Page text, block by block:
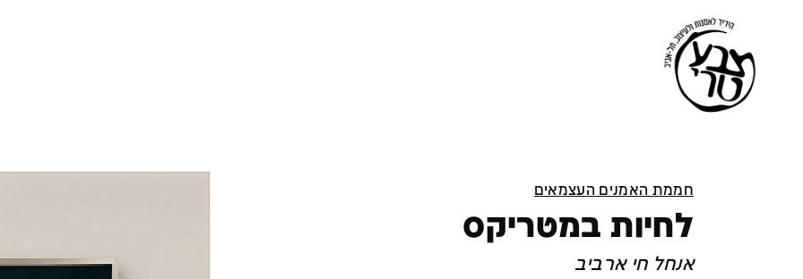
חממת האמנים העצמאים
לחיות במטריקס
אנחל חי ארביב